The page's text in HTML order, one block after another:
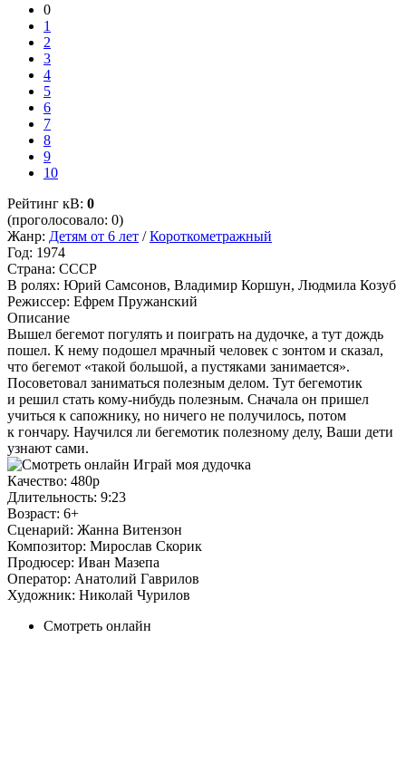
0
1
2
3
4
5
6
7
8
9
10
Рейтинг кВ: 0
(проголосовало: 0)
Жанр: Детям от 6 лет /Короткометражный
Год: 1974
Страна: СССР
В ролях: Юрий Самсонов, Владимир Коршун, Людмила Козуб
Режиссер: Ефрем Пружанский
Описание
Вышел бегемот погулять и поиграть на дудочке, а тут дождь
пошел. К нему подошел мрачный человек с зонтом и сказал,
что бегемот «такой большой, а пустяками занимается».
Посоветовал заниматься полезным делом. Тут бегемотик
и решил стать кому-нибудь полезным. Сначала он пришел
учиться к сапожнику, но ничего не получилось, потом
к гончару. Научился ли бегемотик полезному делу, Ваши дети
узнают сами.
Качество: 480p
Длительность: 9:23
Возраст: 6+
Сценарий: Жанна Витензон
Композитор: Мирослав Скорик
Продюсер: Иван Мазепа
Оператор: Анатолий Гаврилов
Художник: Николай Чурилов
Смотреть онлайн